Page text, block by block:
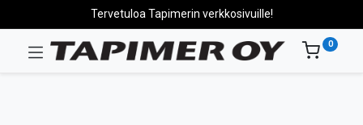
Tervetuloa Tapimerin verkkosivuille!
0